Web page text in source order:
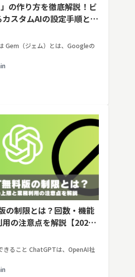
の作り方を徹底解説！ビ
スタムAIの設定手順と活
Gem（ジェム）とは、Googleの
の制限とは？回数・機能
の注意点を解説【2026
きること ChatGPTは、OpenAI社